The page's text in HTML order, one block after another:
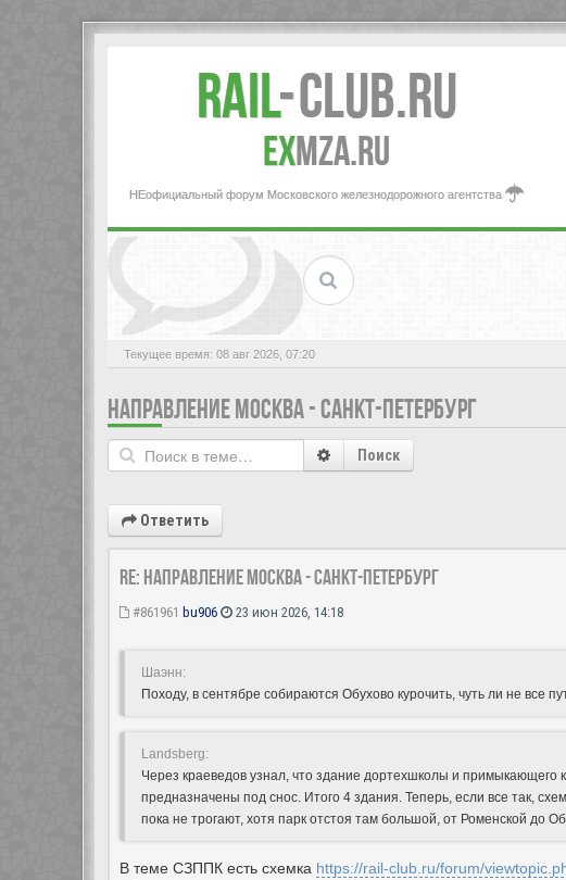
Rail-Club.RU
exMZA.RU
НЕофициальный форум Московского железнодорожного агентства
Текущее время: 08 авг 2026, 07:20
НАПРАВЛЕНИЕ МОСКВА - САНКТ-ПЕТЕРБУРГ
Поиск
Ответить
Re: Направление Москва - Санкт-Петербург
#861961 bu906 23 июн 2026, 14:18
Шаэнн:
Походу, в сентябре собираются Обухово курочить, чуть ли не все
Landsberg:
Через краеведов узнал, что здание дортехшколы и примыкающего
предназначены под снос. Итого 4 здания. Теперь, если все так,
пока не трогают, хотя парк отстоя там большой, от Роменской до
В теме СЗППК есть схемка https://rail-club.ru/forum/